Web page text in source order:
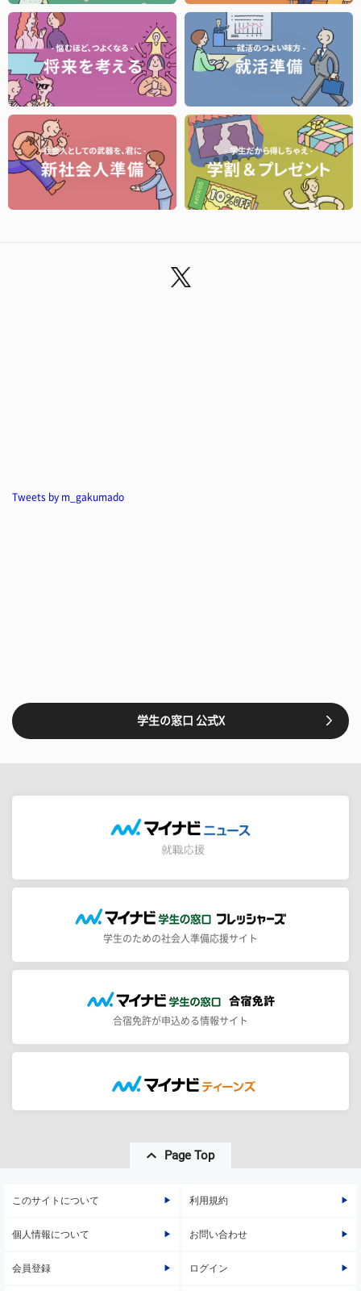
Tweets by m_gakumado
学生の窓口 公式X
学生のための社会人準備応援サイト
合宿免許が申込める情報サイト
Page Top
このサイトについて 利用規約
個人情報について お問い合わせ
会員登録 ログイン